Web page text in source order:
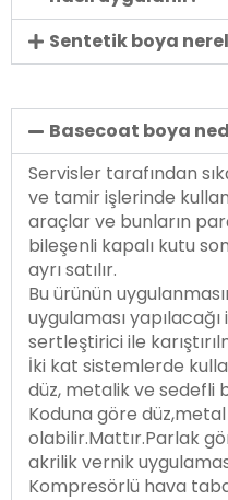
Sentetik boya
Basecoat boya
Servisler tarafından
ve tamir işlerinde
araçlar ve bunların
bileşenli kapalı kutu
ayrı satılır.
Bu ürünün
uygulaması
sertleştirici ile
İki kat sistemlerde
düz, metalik ve sedefli
Koduna göre
olabilir.Mattır.Parlak
akrilik vernik
Kompresörlü hava